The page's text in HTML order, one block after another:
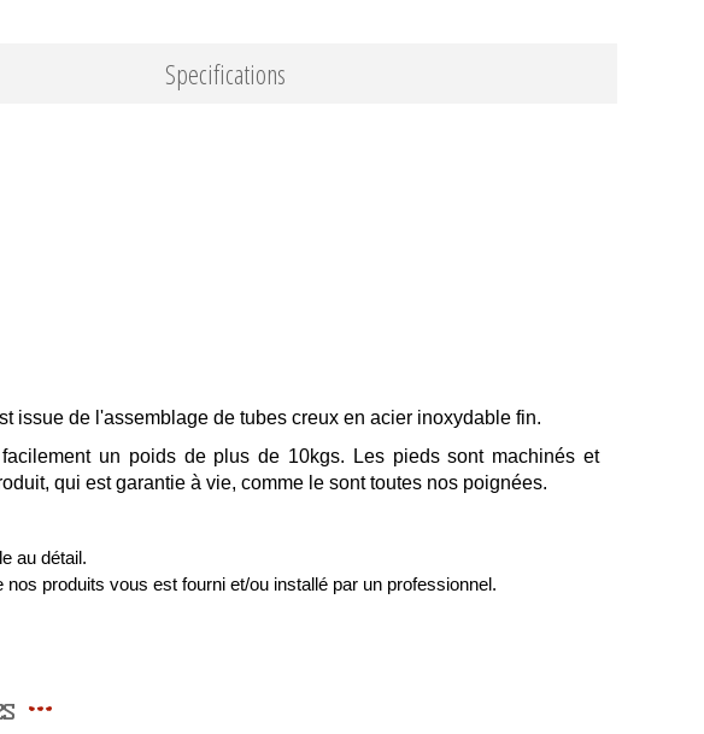
Specifications
issue de l'assemblage de tubes creux en acier inoxydable fin.
un poids de plus de 10kgs. Les pieds sont machinés et
qui est garantie à vie, comme le sont toutes nos poignées.
au détail.
produits vous est fourni et/ou installé par un professionnel.